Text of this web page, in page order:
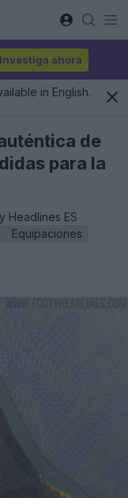
Investiga ahora
in English.
de
para la
Headlines ES
Equipaciones